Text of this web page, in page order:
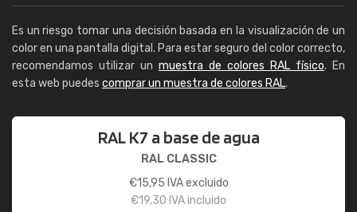
Es un riesgo tomar una decisión basada en la visualización de un
color en una pantalla digital. Para estar seguro del color correcto,
recomendamos utilizar un muestra de colores RAL físico. En
esta web puedes comprar un muestra de colores RAL.
RAL K7 a base de agua
RAL CLASSIC
€15,95 IVA excluido
€19,30 IVA incluido